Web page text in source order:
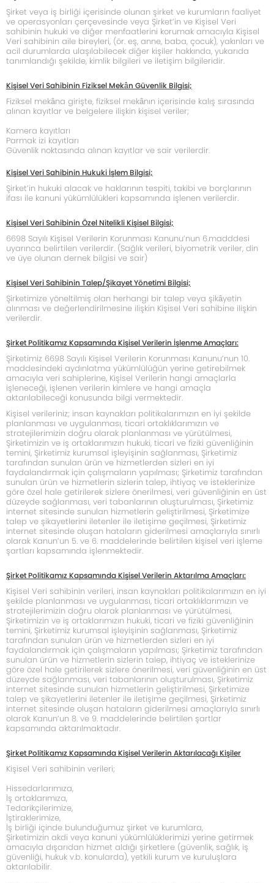
Şirket veya iş birliği içerisinde olunan şirket ve kurumların faaliyet
ve operasyonları çerçevesinde veya Şirket’in ve Kişisel Veri
sahibinin hukuki ve diğer menfaatlerini korumak amacıyla Kişisel
Veri sahibinin aile bireyleri, (ör. eş, anne, baba, çocuk), yakınları ve
acil durumlarda ulaşılabilecek diğer kişiler hakkında, yukarıda
tanımlandığı şekilde, kimlik bilgileri ve iletişim bilgileridir.
Kişisel Veri Sahibinin Fiziksel Mekân Güvenlik Bilgisi;
Fiziksel mekâna girişte, fiziksel mekânın içerisinde kalış sırasında
alınan kayıtlar ve belgelere ilişkin kişisel veriler;
Kamera kayıtları
Parmak izi kayıtları
Güvenlik noktasında alınan kayıtlar ve sair verilerdir.
Kişisel Veri Sahibinin Hukuki İşlem Bilgisi;
Şirket’in hukuki alacak ve haklarının tespiti, takibi ve borçlarının
ifası ile kanuni yükümlülükleri kapsamında işlenen verilerdir.
Kişisel Veri Sahibinin Özel Nitelikli Kişisel Bilgisi;
6698 Sayılı Kişisel Verilerin Korunması Kanunu’nun 6.madddesi
uyarınca belirtilen verilerdir. (Sağlık verileri, biyometrik veriler, din
ve üye olunan dernek bilgisi ve sair)
Kişisel Veri Sahibinin Talep/Şikayet Yönetimi Bilgisi;
Şirketimize yöneltilmiş olan herhangi bir talep veya şikâyetin
alınması ve değerlendirilmesine ilişkin Kişisel Veri sahibine ilişkin
verilerdir.
Şirket Politikamız Kapsamında Kişisel Verilerin İşlenme Amaçları:
Şirketimiz 6698 Sayılı Kişisel Verilerin Korunması Kanunu’nun 10.
maddesindeki aydınlatma yükümlülüğün yerine getirebilmek
amacıyla veri sahiplerine, Kişisel Verilerin hangi amaçlarla
işleneceği, işlenen verilerin kimlere ve hangi amaçla
aktarılabileceği konusunda bilgi vermektedir.
Kişisel verileriniz; insan kaynakları politikalarımızın en iyi şekilde
planlanması ve uygulanması, ticari ortaklıklarımızın ve
stratejilerimizin doğru olarak planlanması ve yürütülmesi,
Şirketimizin ve iş ortaklarımızın hukuki, ticari ve fiziki güvenliğinin
temini, Şirketimiz kurumsal işleyişinin sağlanması, Şirketimiz
tarafından sunulan ürün ve hizmetlerden sizleri en iyi
faydalandırmak için çalışmaların yapılması; Şirketimiz tarafından
sunulan ürün ve hizmetlerin sizlerin talep, ihtiyaç ve isteklerinize
göre özel hale getirilerek sizlere önerilmesi, veri güvenliğinin en üst
düzeyde sağlanması, veri tabanlarının oluşturulması, Şirketimiz
internet sitesinde sunulan hizmetlerin geliştirilmesi, Şirketimize
talep ve şikayetlerini iletenler ile iletişime geçilmesi, Şirketimiz
internet sitesinde oluşan hataların giderilmesi amaçlarıyla sınırlı
olarak Kanun’un 5. ve 6. maddelerinde belirtilen kişisel veri işleme
şartları kapsamında işlenmektedir.
Şirket Politikamız Kapsamında Kişisel Verilerin Aktarılma Amaçları:
Kişisel Veri sahibinin verileri, insan kaynakları politikalarımızın en iyi
şekilde planlanması ve uygulanması, ticari ortaklıklarımızın ve
stratejilerimizin doğru olarak planlanması ve yürütülmesi,
Şirketimizin ve iş ortaklarımızın hukuki, ticari ve fiziki güvenliğinin
temini, Şirketimiz kurumsal işleyişinin sağlanması, Şirketimiz
tarafından sunulan ürün ve hizmetlerden sizleri en iyi
faydalandırmak için çalışmaların yapılması; Şirketimiz tarafından
sunulan ürün ve hizmetlerin sizlerin talep, ihtiyaç ve isteklerinize
göre özel hale getirilerek sizlere önerilmesi, veri güvenliğinin en üst
düzeyde sağlanması, veri tabanlarının oluşturulması, Şirketimiz
internet sitesinde sunulan hizmetlerin geliştirilmesi, Şirketimize
talep ve şikayetlerini iletenler ile iletişime geçilmesi, Şirketimiz
internet sitesinde oluşan hataların giderilmesi amaçlarıyla sınırlı
olarak Kanun’un 8. ve 9. maddelerinde belirtilen şartlar
kapsamında aktarılmaktadır.
Şirket Politikamız Kapsamında Kişisel Verilerin Aktarılacağı Kişiler
Kişisel Veri sahibinin verileri;
Hissedarlarımıza,
İş ortaklarımıza,
Tedarikçilerimize,
İştiraklerimize,
İş birliği içinde bulunduğumuz şirket ve kurumlara,
Şirketimizin akdi veya kanuni yükümlülüklerimizi yerine getirmek
amacıyla dışarıdan hizmet aldığı şirketlere (güvenlik, sağlık, iş
güvenliği, hukuk v.b. konularda), yetkili kurum ve kuruluşlara
aktarılabilir.